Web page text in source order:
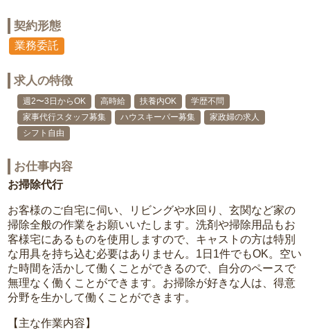
契約形態
業務委託
求人の特徴
週2〜3日からOK 高時給 扶養内OK
学歴不問
家事代行スタッフ募集
ハウスキーパー募集
家政婦の求人
シフト自由
お仕事内容
お掃除代行
お客様のご自宅に伺い、リビングや水回り、玄関など家の
掃除全般の作業をお願いいたします。洗剤や掃除用品もお
客様宅にあるものを使用しますので、キャストの方は特別
な用具を持ち込む必要はありません。1日1件でもOK。空い
た時間を活かして働くことができるので、自分のペースで
無理なく働くことができます。お掃除が好きな人は、得意
分野を生かして働くことができます。
【主な作業内容】